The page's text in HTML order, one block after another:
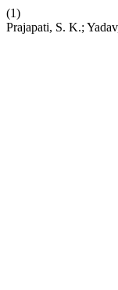
(1)
Prajapati, S. K.;